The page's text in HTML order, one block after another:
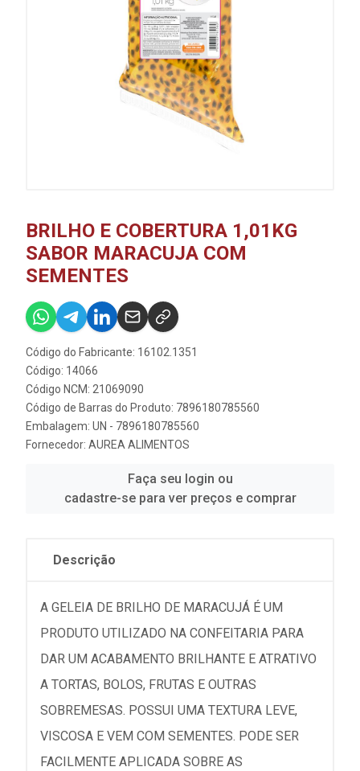
BRILHO E COBERTURA 1,01KG
SABOR MARACUJA COM
SEMENTES
Código do Fabricante: 16102.1351
Código: 14066
Código NCM: 21069090
Código de Barras do Produto: 7896180785560
Embalagem: UN - 7896180785560
Fornecedor: AUREA ALIMENTOS
Faça seu login ou
cadastre-se para ver preços e comprar
Descrição
A GELEIA DE BRILHO DE MARACUJÁ É UM
PRODUTO UTILIZADO NA CONFEITARIA PARA
DAR UM ACABAMENTO BRILHANTE E ATRATIVO
A TORTAS, BOLOS, FRUTAS E OUTRAS
SOBREMESAS. POSSUI UMA TEXTURA LEVE,
VISCOSA E VEM COM SEMENTES. PODE SER
FACILMENTE APLICADA SOBRE AS